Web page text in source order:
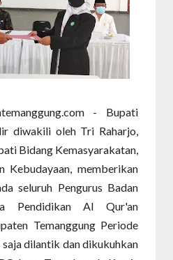
- Bupati
diwakili oleh Tri Raharjo,
Bidang Kemasyarakatan,
Kebudayaan, memberikan
seluruh Pengurus Badan
Pendidikan Al Qur'an
Temanggung Periode
dilantik dan dikukuhkan